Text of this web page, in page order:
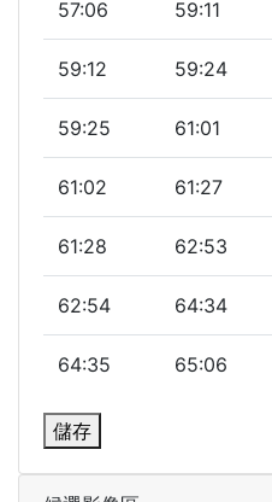
57:06 59:11
59:12 59:24
59:25 61:01
61:02 61:27
61:28 62:53
62:54 64:34
64:35 65:06
儲存